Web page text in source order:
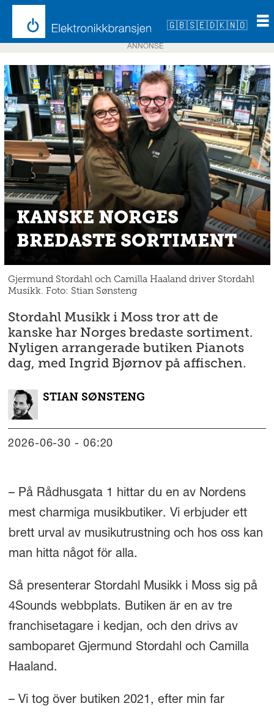
🇬🇧🇸🇪🇩🇰🇳🇴
ANNONSE
KANSKE NORGES
BREDASTE SORTIMENT
Gjermund Stordahl och Camilla Haaland driver Stordahl
Musikk. Foto: Stian Sønsteng
Stordahl Musikk i Moss tror att de
kanske har Norges bredaste sortiment.
Nyligen arrangerade butiken Pianots
dag, med Ingrid Bjørnov på affischen.
STIAN SØNSTENG
2026-06-30 - 06:20
– På Rådhusgata 1 hittar du en av Nordens
mest charmiga musikbutiker. Vi erbjuder ett
brett urval av musikutrustning och hos oss kan
man hitta något för alla.
Så presenterar Stordahl Musikk i Moss sig på
4Sounds webbplats. Butiken är en av tre
franchisetagare i kedjan, och den drivs av
samboparet Gjermund Stordahl och Camilla
Haaland.
– Vi tog över butiken 2021, efter min far